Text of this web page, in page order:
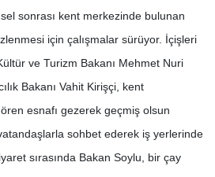
sonrası kent merkezinde bulunan
için çalışmalar sürüyor. İçişleri
ve Turizm Bakanı Mehmet Nuri
Bakanı Vahit Kirişçi, kent
esnafı gezerek geçmiş olsun
sohbet ederek iş yerlerinde
sırasında Bakan Soylu, bir çay